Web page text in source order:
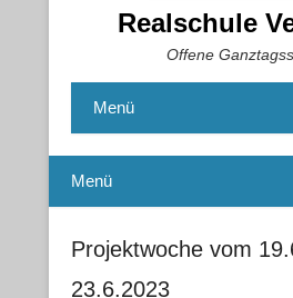
Realschule
Offene
Menü
Menü
Projektwoche vom
23.6.2023